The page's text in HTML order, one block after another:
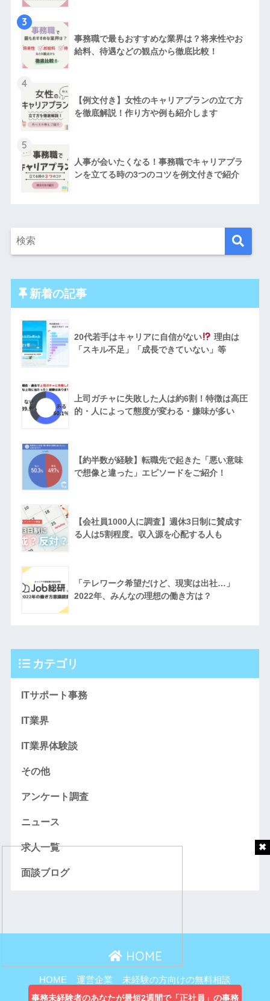
3
事務職で最もおすすめな業界は？将来性やお
給料、待遇などの観点から徹底比較！
4
【例文付き】女性のキャリアプランの立て方
を徹底解説！作り方や例も紹介します
5
人事が会いたくなる！事務職でキャリアプラ
ンを立てる時の3つのコツを例文付きで紹介
新着の記事
20代若手はキャリアに自信がない
理由は
「スキル不足」「成長できていない」等
上司ガチャに失敗した人は約6割！特徴は高圧
的・人によって態度が変わる・嫌味が多い
【約半数が経験】転職先で起きた「悪い意味
で想像と違った」エピソードをご紹介！
【会社員1000人に調査】週休3日制に賛成す
る人は5割程度。収入源を心配する人も
「テレワーク希望だけど、現実は出社…」
2022年、みんなの理想の働き方は？
カテゴリ
ITサポート事務
IT業界
IT業界体験談
その他
アンケート調査
ニュース
求人一覧
面談ブログ
HOME
HOME 運営企業
未経験の方向けの無料相談
主婦向け無料相談
事務未経験者のあなたが最短2週間で「正社員」の事務